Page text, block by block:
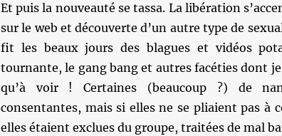
Et puis la nouveauté se tassa. La libération
sur le web et découverte d’un autre type de
fit les beaux jours des blagues et vidéos
tournante, le gang bang et autres facéties dont je
qu’à voir ! Certaines (beaucoup ?) de
consentantes, mais si elles ne se pliaient pas à
elles étaient exclues du groupe, traitées de mal